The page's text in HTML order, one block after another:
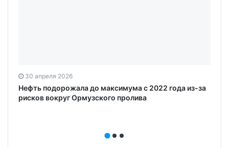
30 апреля 2026
Нефть подорожала до максимума с 2022 года из-за
рисков вокруг Ормузского пролива